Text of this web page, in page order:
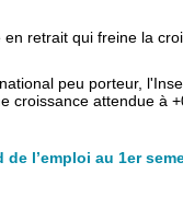
retrait qui freine la
peu porteur,
croissance attendue à
l’emploi au 1er